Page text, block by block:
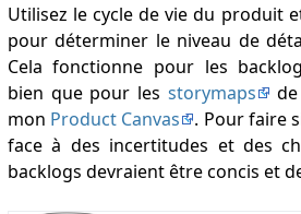
Utilisez le cycle de vie du produit
pour déterminer le niveau de
Cela fonctionne pour les
bien que pour les storymaps
mon Product Canvas
. Pour faire
face à des incertitudes et des
backlogs devraient être concis et